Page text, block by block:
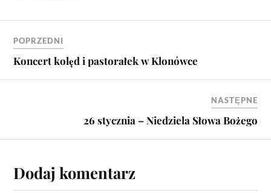
POPRZEDNI
Koncert kolęd i pastorałek w Klonówce
NASTĘPNE
26 stycznia – Niedziela Słowa Bożego
Dodaj komentarz